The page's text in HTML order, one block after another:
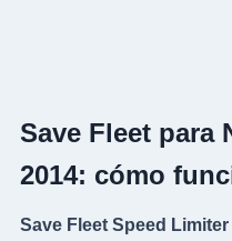
Save Fleet para
2014: cómo
Save Fleet Speed Limiter